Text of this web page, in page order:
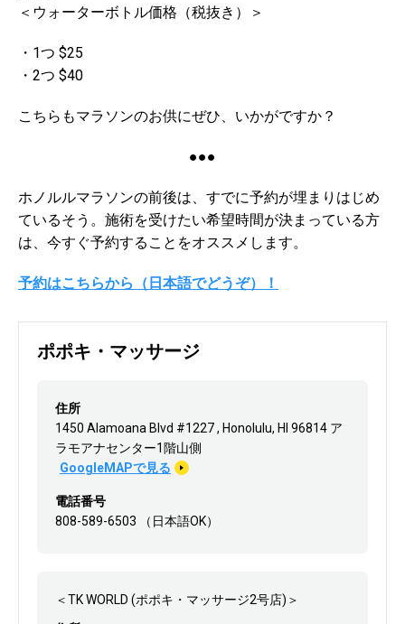
＜ウォーターボトル価格（税抜き）＞
・1つ $25
・2つ $40
こちらもマラソンのお供にぜひ、いかがですか？
●●●
ホノルルマラソンの前後は、すでに予約が埋まりはじめ
ているそう。施術を受けたい希望時間が決まっている方
は、今すぐ予約することをオススメします。
予約はこちらから（日本語でどうぞ）！
ポポキ・マッサージ
住所
1450 Alamoana Blvd #1227 , Honolulu, HI 96814 ア
ラモアナセンター1階山側
GoogleMAPで見る
電話番号
808-589-6503 （日本語OK）
＜TK WORLD (ポポキ・マッサージ2号店)＞